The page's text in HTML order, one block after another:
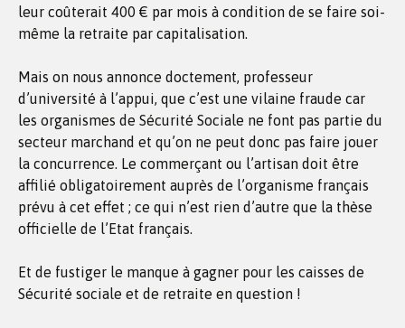
leur coûterait 400 € par mois à condition de se faire soi-
même la retraite par capitalisation.
Mais on nous annonce doctement, professeur
d’université à l’appui, que c’est une vilaine fraude car
les organismes de Sécurité Sociale ne font pas partie du
secteur marchand et qu’on ne peut donc pas faire jouer
la concurrence. Le commerçant ou l’artisan doit être
affilié obligatoirement auprès de l’organisme français
prévu à cet effet ; ce qui n’est rien d’autre que la thèse
officielle de l’Etat français.
Et de fustiger le manque à gagner pour les caisses de
Sécurité sociale et de retraite en question !